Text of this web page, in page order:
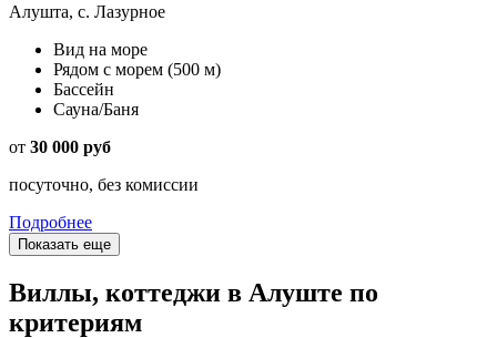
Алушта, с. Лазурное
Вид на море
Рядом с морем (500 м)
Бассейн
Сауна/Баня
от 30 000 руб
посуточно, без комиссии
Подробнее
Показать еще
Виллы, коттеджи в Алуште по
критериям